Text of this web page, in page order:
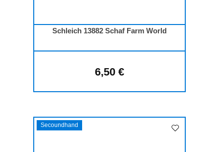
Schleich 13882 Schaf Farm World
Regulärer Preis:
6,50 €
Secoundhand